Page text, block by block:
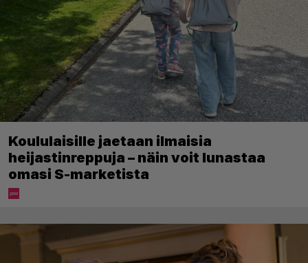
Koululaisille jaetaan ilmaisia
heijastinreppuja – näin voit lunastaa
omasi S-marketista